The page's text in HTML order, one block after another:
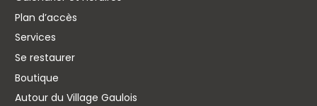
Plan d’accès
Services
Se restaurer
Boutique
Autour du Village Gaulois